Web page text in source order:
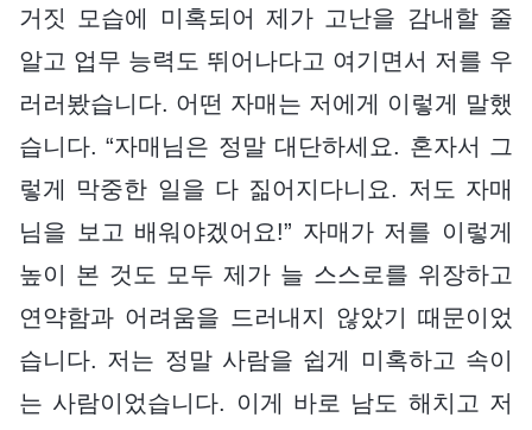
거짓 모습에 미혹되어 제가 고난을 감내할 줄
알고 업무 능력도 뛰어나다고 여기면서 저를 우
러러봤습니다. 어떤 자매는 저에게 이렇게 말했
습니다. “자매님은 정말 대단하세요. 혼자서 그
렇게 막중한 일을 다 짊어지다니요. 저도 자매
님을 보고 배워야겠어요!” 자매가 저를 이렇게
높이 본 것도 모두 제가 늘 스스로를 위장하고
연약함과 어려움을 드러내지 않았기 때문이었
습니다. 저는 정말 사람을 쉽게 미혹하고 속이
는 사람이었습니다. 이게 바로 남도 해치고 저